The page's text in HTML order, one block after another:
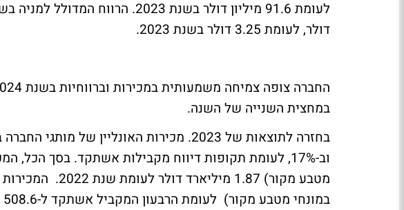
דולר, לעומת 3.25 דולר בשנת 2023.
במחצית השנייה של השנה.